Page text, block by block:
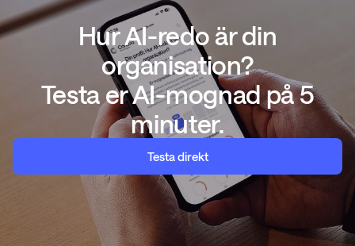
Hur AI-redo är din
organisation?
Testa er AI-mognad på 5
minuter.
Testa direkt